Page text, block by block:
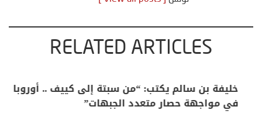
RELATED ARTICLES
منذر بالضيافي يكتب حول: التغيرات المناخية: اكثر
من ظاهرة طبيعية .. تحول اجتماعي وحضاري (